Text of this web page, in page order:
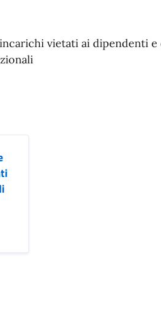
vietati ai dipendenti